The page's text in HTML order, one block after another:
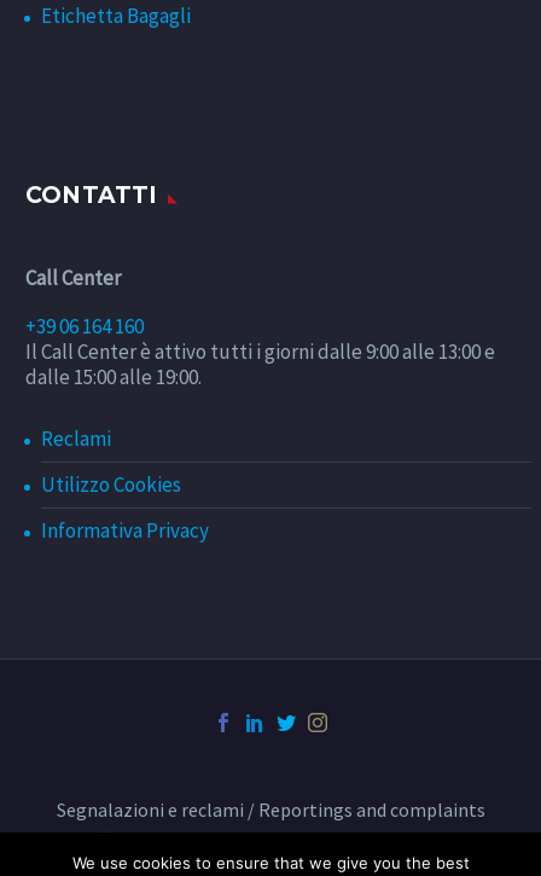
Etichetta Bagagli
CONTATTI
Call Center
+39 06 164 160
Il Call Center è attivo tutti i giorni dalle 9:00 alle 13:00 e
dalle 15:00 alle 19:00.
Reclami
Utilizzo Cookies
Informativa Privacy
Segnalazioni e reclami / Reportings and complaints
Condizioni di trasporto BusCenter
We use cookies to ensure that we give you the best